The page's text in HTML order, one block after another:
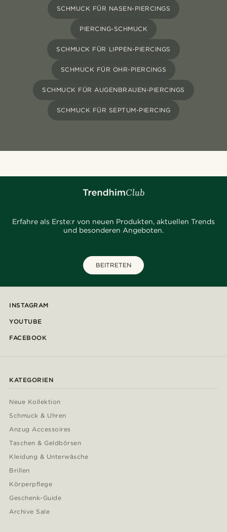
SCHMUCK FÜR NASEN-PIERCINGS
PIERCING-SCHMUCK
SCHMUCK FÜR LIPPEN-PIERCINGS
SCHMUCK FÜR OHR-PIERCINGS
SCHMUCK FÜR AUGENBRAUEN-PIERCINGS
SCHMUCK FÜR SEPTUM-PIERCING
Erfahre als Erste:r von neuen Produkten, aktuellen Trends
und besonderen Angeboten.
BEITRETEN
INSTAGRAM
YOUTUBE
FACEBOOK
KATEGORIEN
Neue Kollektion
Schmuck & Uhren
Anzug Accessoires
Taschen & Geldbörsen
Kleidung & Unterwäsche
Brillen
Körperpflege
Geschenk-Guide
Archive Sale